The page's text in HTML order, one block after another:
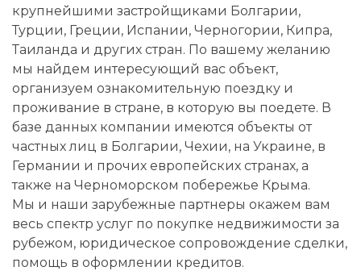
крупнейшими застройщиками Болгарии,
Турции, Греции, Испании, Черногории, Кипра,
Таиланда и других стран. По вашему желанию
мы найдем интересующий вас объект,
организуем ознакомительную поездку и
проживание в стране, в которую вы поедете. В
базе данных компании имеются объекты от
частных лиц в Болгарии, Чехии, на Украине, в
Германии и прочих европейских странах, а
также на Черноморском побережье Крыма.
Мы и наши зарубежные партнеры окажем вам
весь спектр услуг по покупке недвижимости за
рубежом, юридическое сопровождение сделки,
помощь в оформлении кредитов.